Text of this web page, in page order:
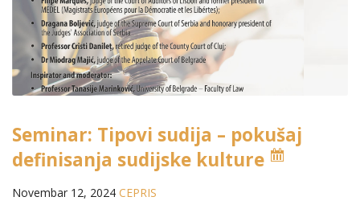
Seminar: Tipovi sudija – pokušaj
definisanja sudijske kulture
Novembar 12, 2024 CEPRIS